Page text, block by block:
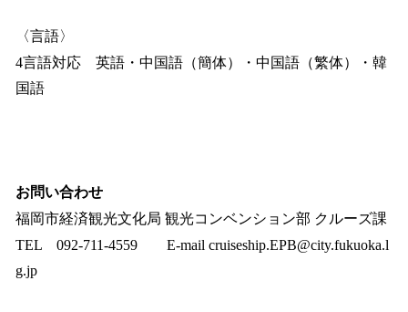
〈言語〉
4言語対応 英語・中国語（簡体）・中国語（繁体）・韓
国語
お問い合わせ
福岡市経済観光文化局 観光コンベンション部 クルーズ課
TEL 092-711-4559 E-mail cruiseship.EPB@city.fukuoka.l
g.jp